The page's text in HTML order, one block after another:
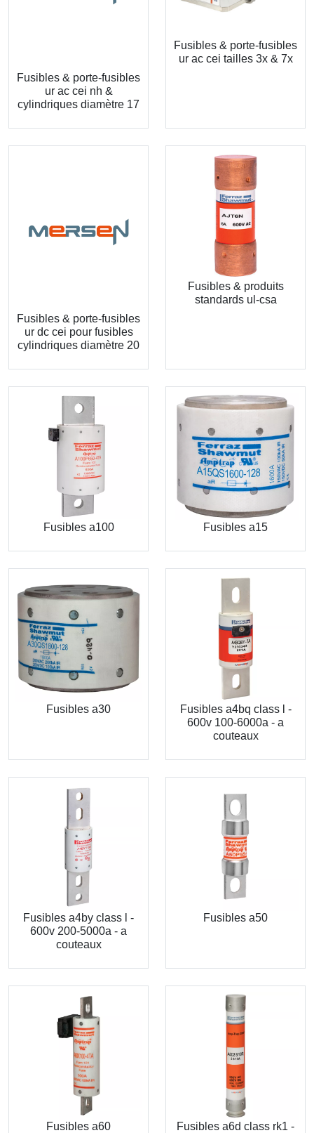
Fusibles & porte-fusibles
ur ac cei nh &
cylindriques diamètre 17
Fusibles & porte-fusibles
ur ac cei tailles 3x & 7x
Fusibles & porte-fusibles
ur dc cei pour fusibles
cylindriques diamètre 20
Fusibles & produits
standards ul-csa
Fusibles a100 Fusibles a15
Fusibles a30
Fusibles a4bq class l -
600v 100-6000a - a
couteaux
Fusibles a4by class l -
600v 200-5000a - a
couteaux
Fusibles a50
Fusibles a60 Fusibles a6d class rk1 -